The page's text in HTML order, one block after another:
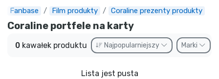
Fanbase Film produkty Coraline prezenty produkty
Coraline portfele na karty
0 kawałek produktu Najpopularniejszy Marki
Lista jest pusta
Doręczenie ekspresowe
Przedsprzedaż
Outlet produkty
Wysyłka i płatność